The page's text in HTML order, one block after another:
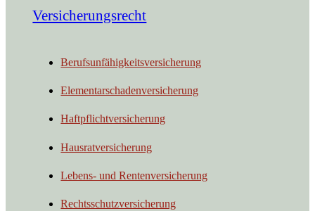
Versicherungsrecht
Berufsunfähigkeitsversicherung
Elementarschadenversicherung
Haftpflichtversicherung
Hausratversicherung
Lebens- und Rentenversicherung
Rechtsschutzversicherung